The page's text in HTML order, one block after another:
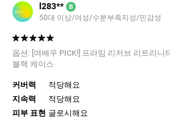
l283** B
50대 이상/여성/수분부족지성/민감성
옵션: [여배우 PICK!] 프라임 리저브 리트리니
블랙 케이스
커버력
적당해요
지속력
적당해요
피부 표현 글로시해요